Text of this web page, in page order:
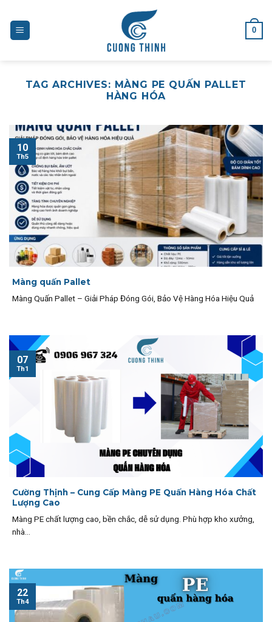
content
0
TAG ARCHIVES: MÀNG PE QUẤN PALLET
HÀNG HÓA
Màng quấn Pallet
Màng Quấn Pallet – Giải Pháp Đóng Gói, Bảo Vệ Hàng Hóa Hiệu Quả
10
Th5
Cường Thịnh – Cung Cấp Màng PE Quấn Hàng Hóa Chất
Lượng Cao
Màng PE chất lượng cao, bền chắc, dễ sử dụng. Phù hợp kho xưởng,
nhà...
07
Th1
22
Th4